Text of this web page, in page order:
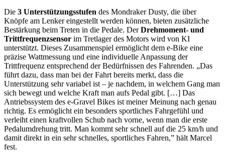
Die 3 Unterstützungsstufen des Mondraker Dusty, die über
Knöpfe am Lenker eingestellt werden können, bieten zusätzliche
Bestärkung beim Treten in die Pedale. DerDrehmoment- und
Trittfrequenzsensor im Tretlager des Motors wird von KI
unterstützt. Dieses Zusammenspiel ermöglicht dem e-Bike eine
präzise Wattmessung und eine individuelle Anpassung der
Trittfrequenz entsprechend der Bedürfnissen des Fahrenden. „Das
führt dazu, dass man bei der Fahrt bereits merkt, dass die
Unterstützung sehr variabel ist – je nachdem, in welchem Gang man
sich bewegt und welche Kraft man aufs Pedal gibt. […] Das
Antriebssystem des e-Gravel Bikes ist meiner Meinung nach genau
richtig. Es ermöglicht ein besonders sportliches Fahrgefühl und
verleiht einen kraftvollen Schub nach vorne, wenn man die erste
Pedalumdrehung tritt. Man kommt sehr schnell auf die 25 km/h und
damit direkt in ein sehr schnelles, sportliches Fahren,” hält Marcel
fest.